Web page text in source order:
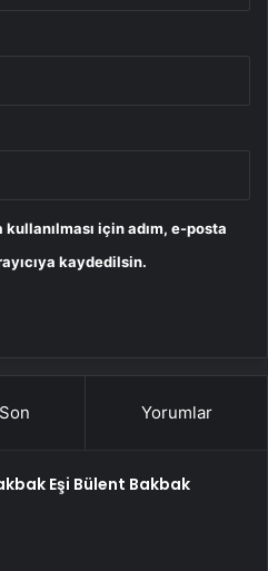
için adım, e-posta
kaydedilsin.
Son Yorumlar
Eşi Bülent Bakbak